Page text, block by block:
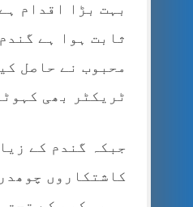
بہت بڑا اقدام
ثابت ہوا ہے
محبوب نے حاصل
ٹریکٹر بھی
جبکہ گندم کے
کاشتکاروں